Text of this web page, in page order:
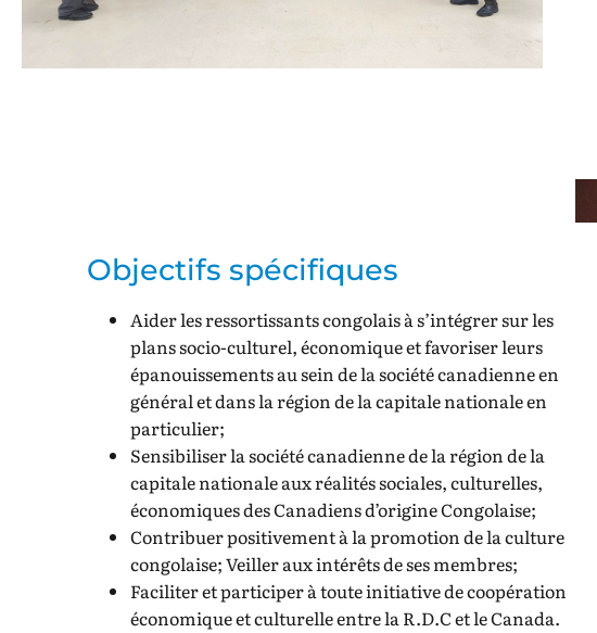
Objectifs spécifiques
Aider les ressortissants congolais à s’intégrer sur les
plans socio-culturel, économique et favoriser leurs
épanouissements au sein de la société canadienne en
général et dans la région de la capitale nationale en
particulier;
Sensibiliser la société canadienne de la région de la
capitale nationale aux réalités sociales, culturelles,
économiques des Canadiens d’origine Congolaise;
Contribuer positivement à la promotion de la culture
congolaise; Veiller aux intérêts de ses membres;
Faciliter et participer à toute initiative de coopération
économique et culturelle entre la R.D.C et le Canada.